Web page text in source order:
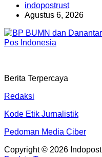
indopostrust
Agustus 6, 2026
Berita Terpercaya
Redaksi
Kode Etik Jurnalistik
Pedoman Media Ciber
Copyright © 2026